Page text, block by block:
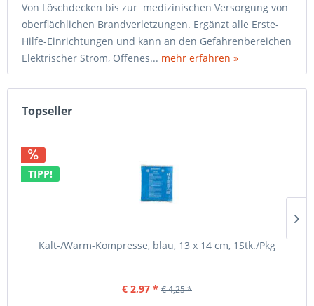
Von Löschdecken bis zur medizinischen Versorgung von
oberflächlichen Brandverletzungen. Ergänzt alle Erste-
Hilfe-Einrichtungen und kann an den Gefahrenbereichen
Elektrischer Strom, Offenes... mehr erfahren »
Topseller
TIPP!
Kalt-/Warm-Kompresse, blau, 13 x 14 cm, 1Stk./Pkg
€ 2,97 * € 4,25 *